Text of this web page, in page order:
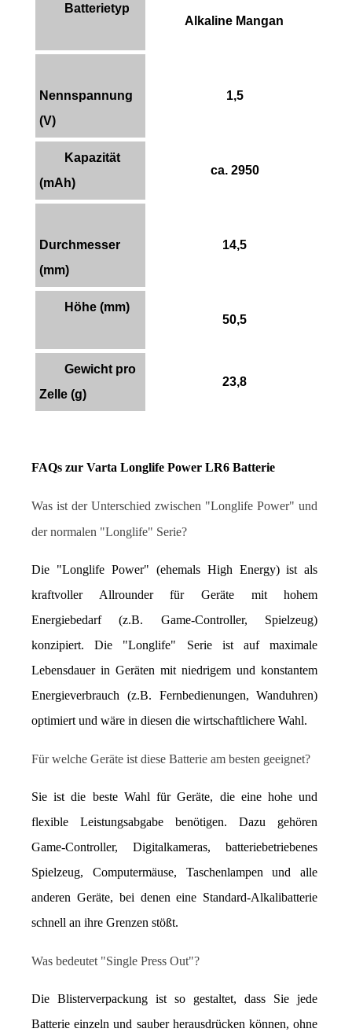
Batterietyp
Alkaline Mangan
Nennspannung
(V)
1,5
Kapazität
(mAh)
ca. 2950
Durchmesser
(mm)
14,5
Höhe (mm)
50,5
Gewicht pro
Zelle (g)
23,8
FAQs zur Varta Longlife Power LR6 Batterie
Was ist der Unterschied zwischen "Longlife Power" und
der normalen "Longlife" Serie?
Die "Longlife Power" (ehemals High Energy) ist als
kraftvoller Allrounder für Geräte mit hohem
Energiebedarf (z.B. Game-Controller, Spielzeug)
konzipiert. Die "Longlife" Serie ist auf maximale
Lebensdauer in Geräten mit niedrigem und konstantem
Energieverbrauch (z.B. Fernbedienungen, Wanduhren)
optimiert und wäre in diesen die wirtschaftlichere Wahl.
Für welche Geräte ist diese Batterie am besten geeignet?
Sie ist die beste Wahl für Geräte, die eine hohe und
flexible Leistungsabgabe benötigen. Dazu gehören
Game-Controller, Digitalkameras, batteriebetriebenes
Spielzeug, Computermäuse, Taschenlampen und alle
anderen Geräte, bei denen eine Standard-Alkalibatterie
schnell an ihre Grenzen stößt.
Was bedeutet "Single Press Out"?
Die Blisterverpackung ist so gestaltet, dass Sie jede
Batterie einzeln und sauber herausdrücken können, ohne